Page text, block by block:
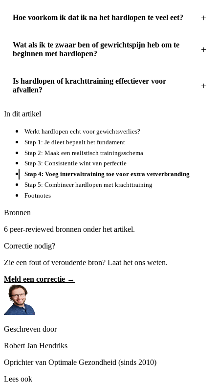
Hoe voorkom ik dat ik na het hardlopen te veel eet?
Wat als ik te zwaar ben of gewrichtspijn heb om te
beginnen met hardlopen?
Is hardlopen of krachttraining effectiever voor
afvallen?
In dit artikel
Werkt hardlopen echt voor gewichtsverlies?
Stap 1: Je dieet bepaalt het fundament
Stap 2: Maak een realistisch trainingsschema
Stap 3: Consistentie wint van perfectie
Stap 4: Voeg intervaltraining toe voor extra vetverbranding
Stap 5: Combineer hardlopen met krachttraining
Footnotes
Bronnen
6 peer-reviewed bronnen onder het artikel.
Correctie nodig?
Zie een fout of verouderde bron? Laat het ons weten.
Meld een correctie →
Geschreven door
Robert Jan Hendriks
Oprichter van Optimale Gezondheid (sinds 2010)
Lees ook